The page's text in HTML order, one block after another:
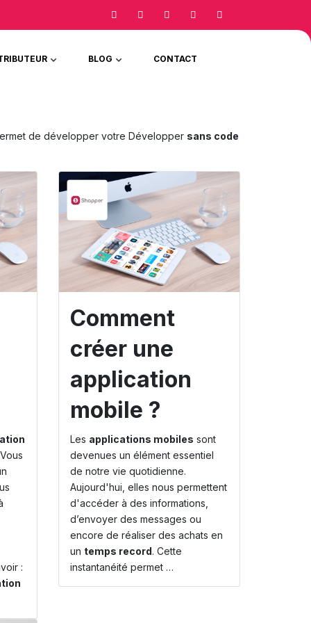
BLOG CONTACT
de développer votre Développer sans code
:
Comment
créer une
application
mobile ?
Les applications mobiles sont
devenues un élément essentiel
de notre vie quotidienne.
Aujourd'hui, elles nous permettent
d'accéder à des informations,
d’envoyer des messages ou
encore de réaliser des achats en
un temps record. Cette
instantanéité permet …